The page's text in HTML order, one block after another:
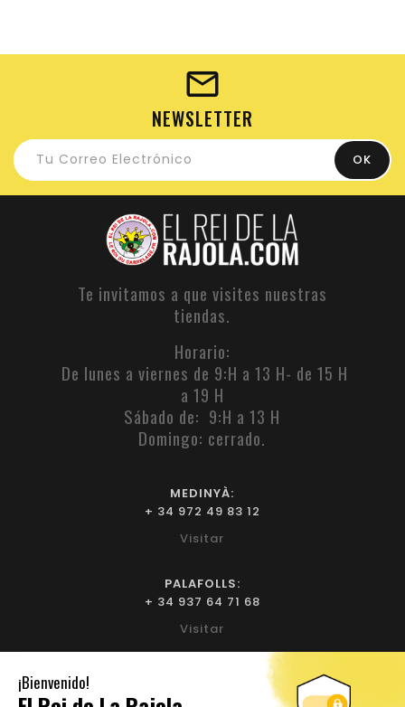
NEWSLETTER
Te invitamos a que visites nuestras
tiendas.
Horario:
De lunes a viernes de 9:H a 13 H- de 15 H
a 19 H
Sábado de: 9:H a 13 H
Domingo: cerrado.
MEDINYÀ:
+ 34 972 49 83 12
Visitar
PALAFOLLS:
+ 34 937 64 71 68
Visitar